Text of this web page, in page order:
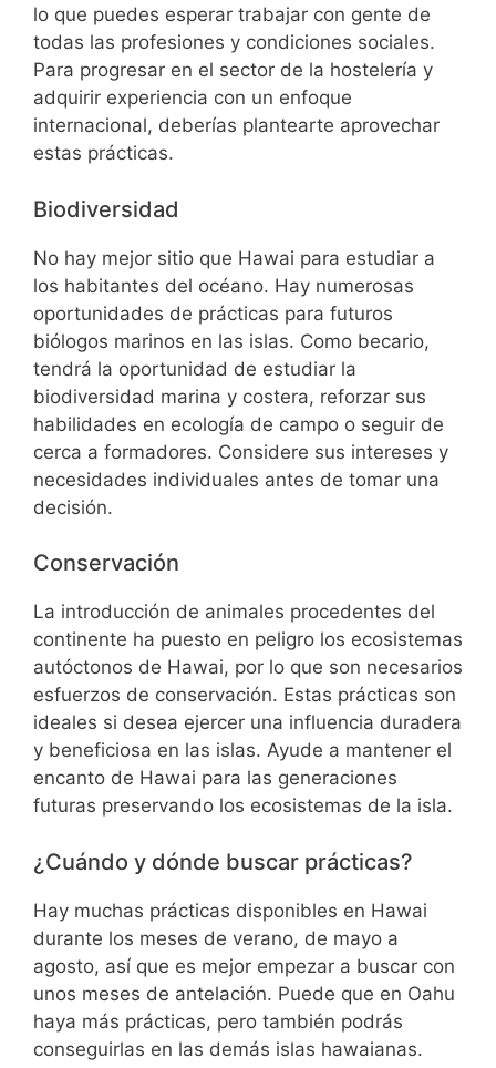
lo que puedes esperar trabajar con gente de
todas las profesiones y condiciones sociales.
Para progresar en el sector de la hostelería y
adquirir experiencia con un enfoque
internacional, deberías plantearte aprovechar
estas prácticas.
Biodiversidad
No hay mejor sitio que Hawai para estudiar a
los habitantes del océano. Hay numerosas
oportunidades de prácticas para futuros
biólogos marinos en las islas. Como becario,
tendrá la oportunidad de estudiar la
biodiversidad marina y costera, reforzar sus
habilidades en ecología de campo o seguir de
cerca a formadores. Considere sus intereses y
necesidades individuales antes de tomar una
decisión.
Conservación
La introducción de animales procedentes del
continente ha puesto en peligro los ecosistemas
autóctonos de Hawai, por lo que son necesarios
esfuerzos de conservación. Estas prácticas son
ideales si desea ejercer una influencia duradera
y beneficiosa en las islas. Ayude a mantener el
encanto de Hawai para las generaciones
futuras preservando los ecosistemas de la isla.
¿Cuándo y dónde buscar prácticas?
Hay muchas prácticas disponibles en Hawai
durante los meses de verano, de mayo a
agosto, así que es mejor empezar a buscar con
unos meses de antelación. Puede que en Oahu
haya más prácticas, pero también podrás
conseguirlas en las demás islas hawaianas.